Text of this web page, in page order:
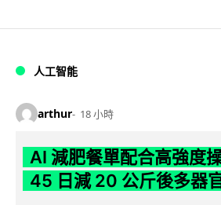
人工智能
arthur 18 小時
AI 減肥餐單配合高強度
45 日減 20 公斤後多器